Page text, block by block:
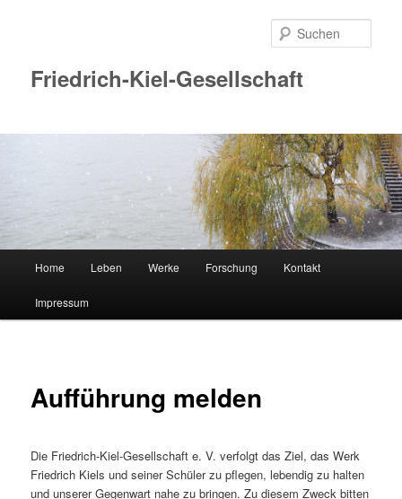
Friedrich-Kiel-Gesellschaft
Home Leben Werke Forschung Kontakt
Impressum
Aufführung melden
Die Friedrich-Kiel-Gesellschaft e. V. verfolgt das Ziel, das Werk
Friedrich Kiels und seiner Schüler zu pflegen, lebendig zu halten
und unserer Gegenwart nahe zu bringen. Zu diesem Zweck bitten